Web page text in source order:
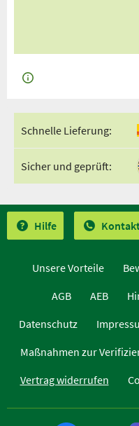
Schnelle Lieferung:
Sicher und geprüft:
Hilfe
Unsere Vorteile
AGB
AEB
Datenschutz
Maßnahmen zur
Vertrag widerrufen